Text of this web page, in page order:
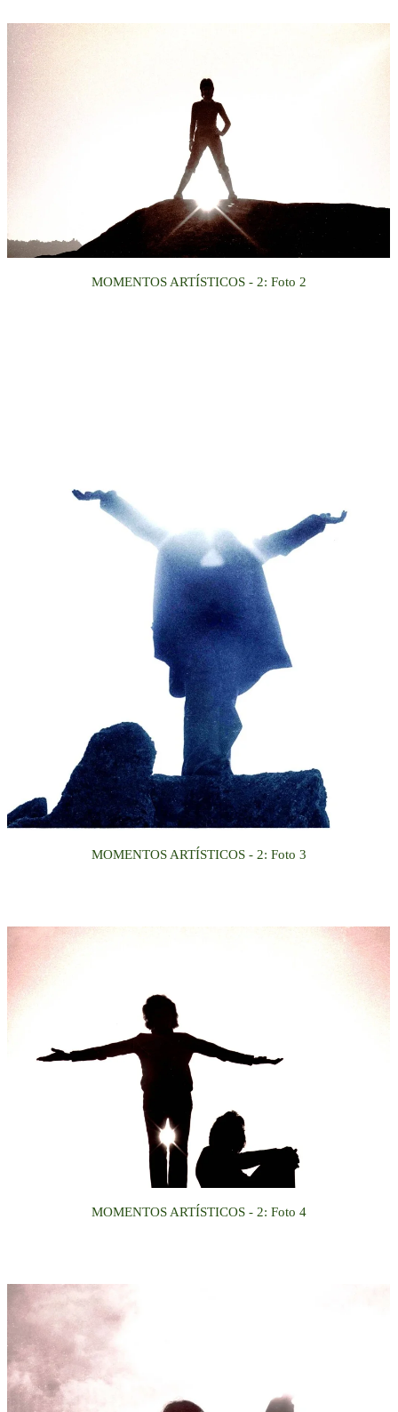
MOMENTOS ARTÍSTICOS - 2: Foto 2
MOMENTOS ARTÍSTICOS - 2: Foto 3
MOMENTOS ARTÍSTICOS - 2: Foto 4